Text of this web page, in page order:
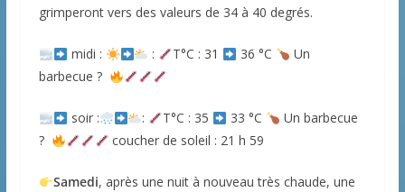
grimperont vers des valeurs de 34 à 40 degrés.
midi : : T°C : 31 36 °C
Un
barbecue ?
soir : : T°C : 35 33 °C
Un barbecue
?
coucher de soleil : 21 h 59
Samedi, après une nuit à nouveau très chaude, une